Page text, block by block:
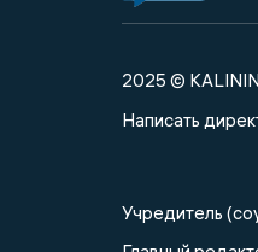
2025 ©
Написать
Учредитель